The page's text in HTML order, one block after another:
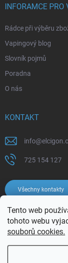
Tento web
tohoto webu
souborů cookies.
INFORAMCE PRO
Rádce při výběru
Vapingový blog
Slovník pojmů
Poradna
O nás
KONTAKT
info@
725 154 127
Všechny kontakty